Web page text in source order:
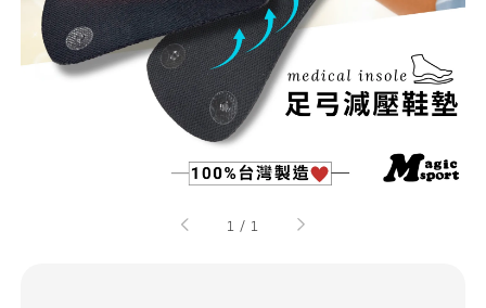
1 / 1